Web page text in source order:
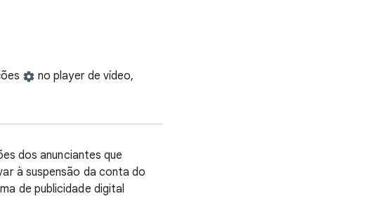
no player de vídeo,
dos anunciantes que
à suspensão da conta do
de publicidade digital